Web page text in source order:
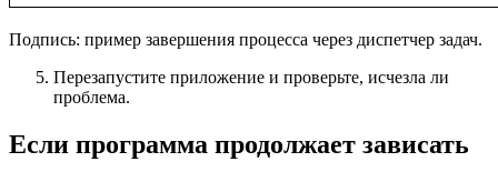
Подпись: пример завершения процесса через диспетчер задач.
Перезапустите приложение и проверьте, исчезла ли
проблема.
Если программа продолжает зависать